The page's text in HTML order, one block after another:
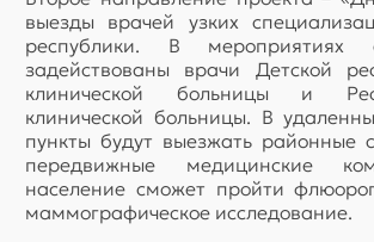
выезды врачей узких
республики. В мероприятиях
задействованы врачи Детской
клинической больницы и
клинической больницы. В
пункты будут выезжать районные
передвижные медицинские
население сможет пройти
маммографическое исследование.